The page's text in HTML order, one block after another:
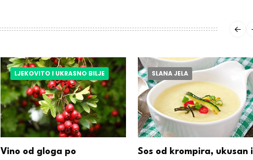
LJEKOVITO I UKRASNO BILJE
Vino od gloga po
SLANA JELA
Sos od krompira, ukusan i